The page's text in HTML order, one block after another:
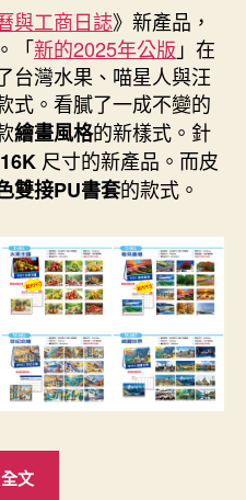
日
誌
（Diary）”
佈
日
期
與工商日誌》新產品，
「新的2025年公版 」在
台灣水果、喵星人與汪
式。看膩了一成不變的
繪畫風格的新樣式。針
16K 尺寸的新產品。而皮
雙接PU書套的款式。
文